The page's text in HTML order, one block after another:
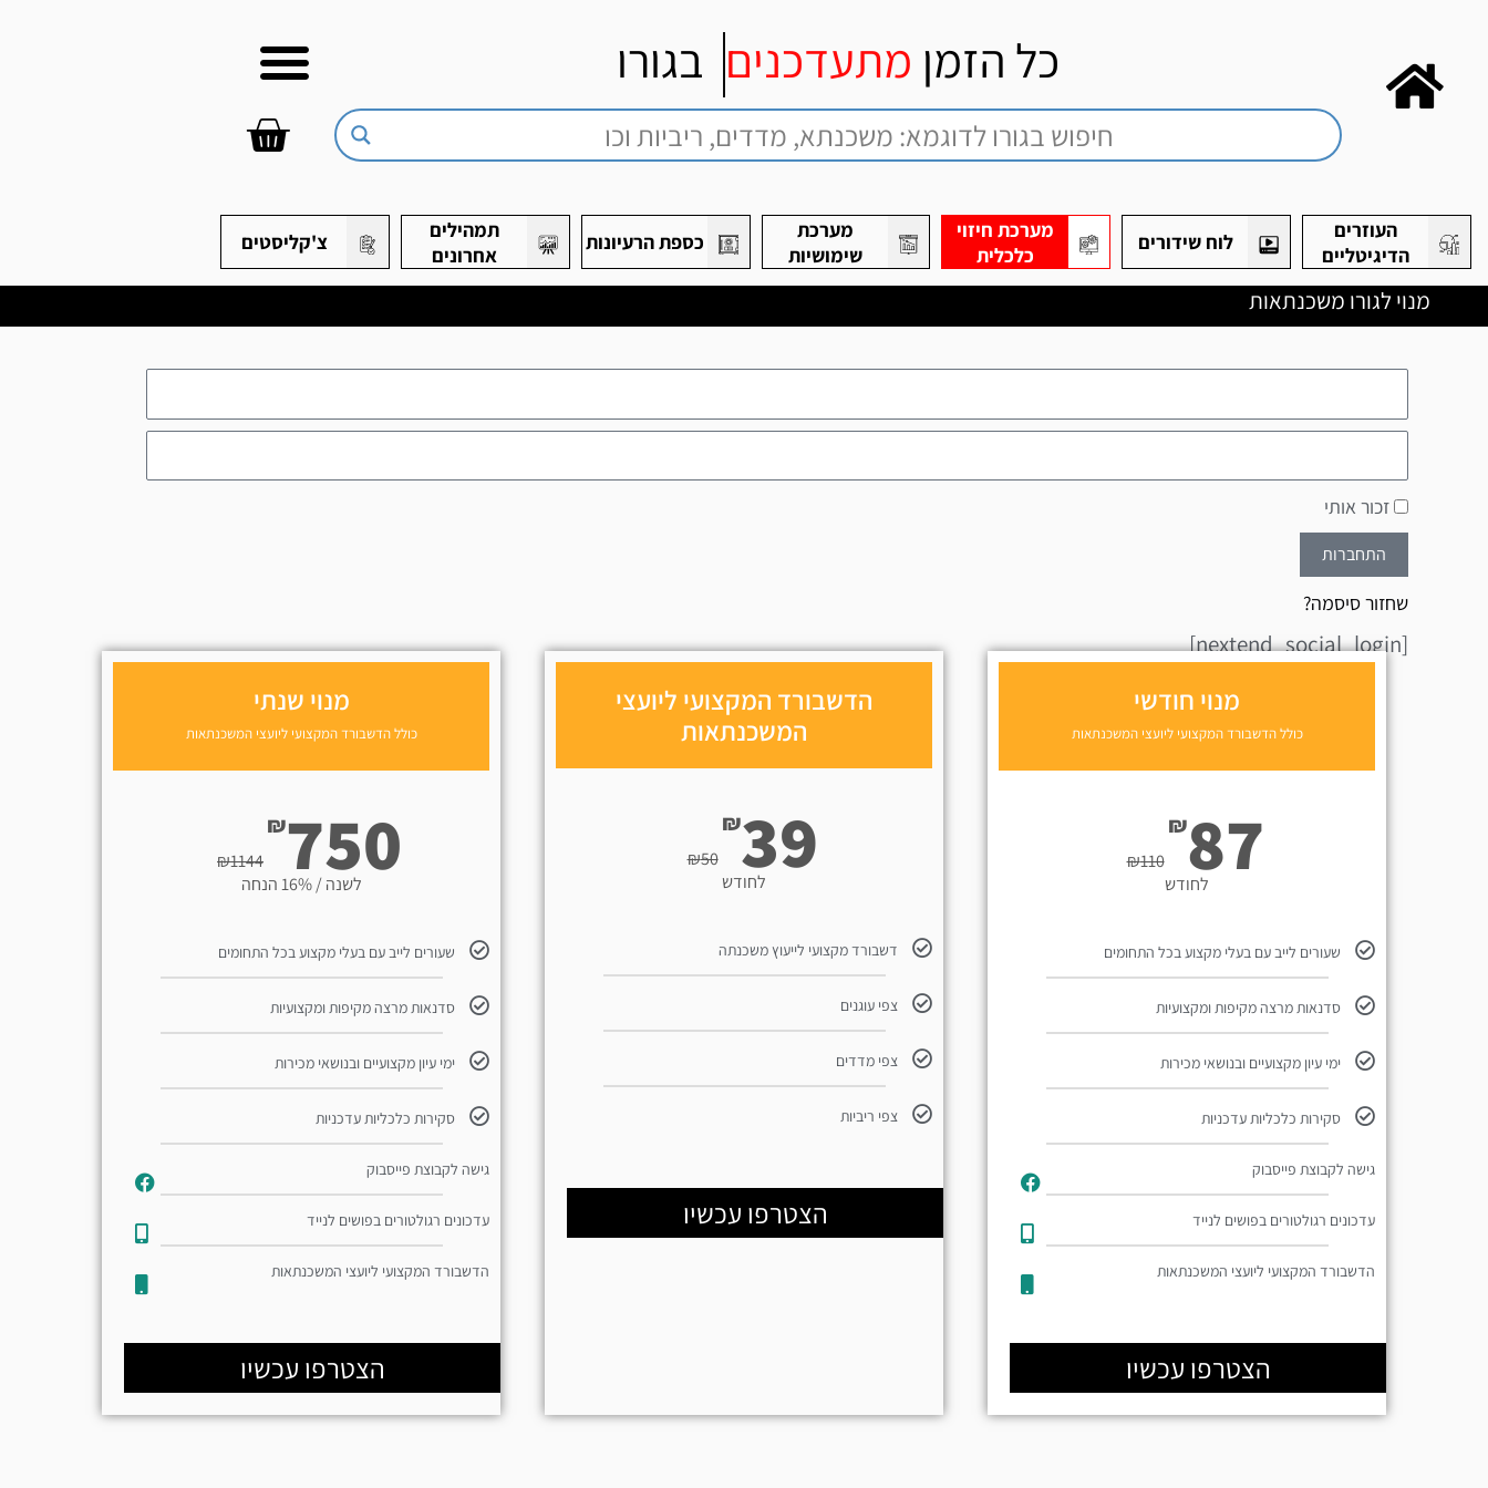
כל הזמן מתעדכנים בגורו
עגלת
העוזרים
הדיגיטליים
לוח שידורים
מערכת חיזוי
כלכלית
מערכת
שימושיות
כספת הרעיונות
תמהילים
אחרונים
צ'קליסטים
מנוי לגורו משכנתאות
זכור אותי
התחברות
שחזור סיסמה?
[nextend_social_login]
מנוי חודשי
כולל הדשבורד המקצועי ליועצי המשכנתאות
₪110
₪87לחודש
שעורים לייב עם בעלי מקצוע בכל התחומים
סדנאות מרצה מקיפות ומקצועיות
ימי עיון מקצועיים ובנושאי מכירות
סקירות כלכליות עדכניות
גישה לקבוצת פייסבוק
עדכונים רגולטורים בפושים לנייד​
הדשבורד המקצועי ליועצי המשכנתאות
הצטרפו עכשיו
הדשבורד המקצועי ליועצי
המשכנתאות
₪50
₪39
לחודש
דשבורד מקצועי לייעוץ משכנתה
צפי עוגנים
צפי מדדים
צפי ריביות
הצטרפו עכשיו
מנוי שנתי
כולל הדשבורד המקצועי ליועצי המשכנתאות
₪1144
₪750
לשנה / 16% הנחה
שעורים לייב עם בעלי מקצוע בכל התחומים
סדנאות מרצה מקיפות ומקצועיות
ימי עיון מקצועיים ובנושאי מכירות
סקירות כלכליות עדכניות
גישה לקבוצת פייסבוק
עדכונים רגולטורים בפושים לנייד​
הדשבורד המקצועי ליועצי המשכנתאות
הצטרפו עכשיו